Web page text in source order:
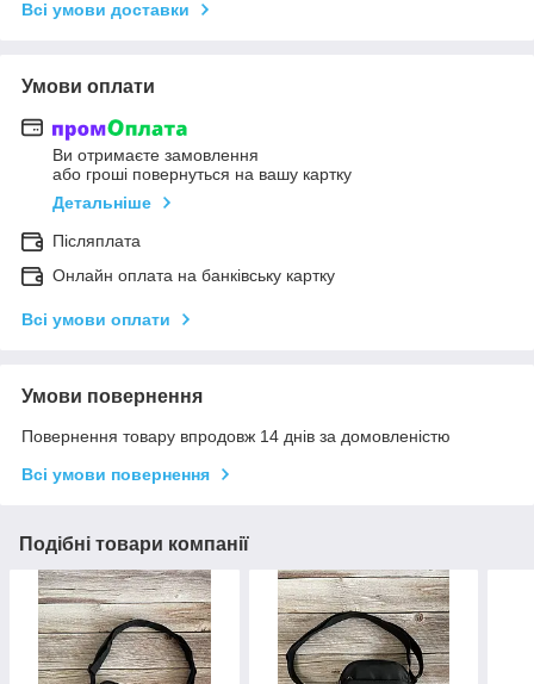
Всі умови доставки
Умови оплати
Ви отримаєте замовлення
або гроші повернуться на вашу картку
Детальніше
Післяплата
Онлайн оплата на банківську картку
Всі умови оплати
Умови повернення
Повернення товару впродовж 14 днів за домовленістю
Всі умови повернення
Подібні товари компанії